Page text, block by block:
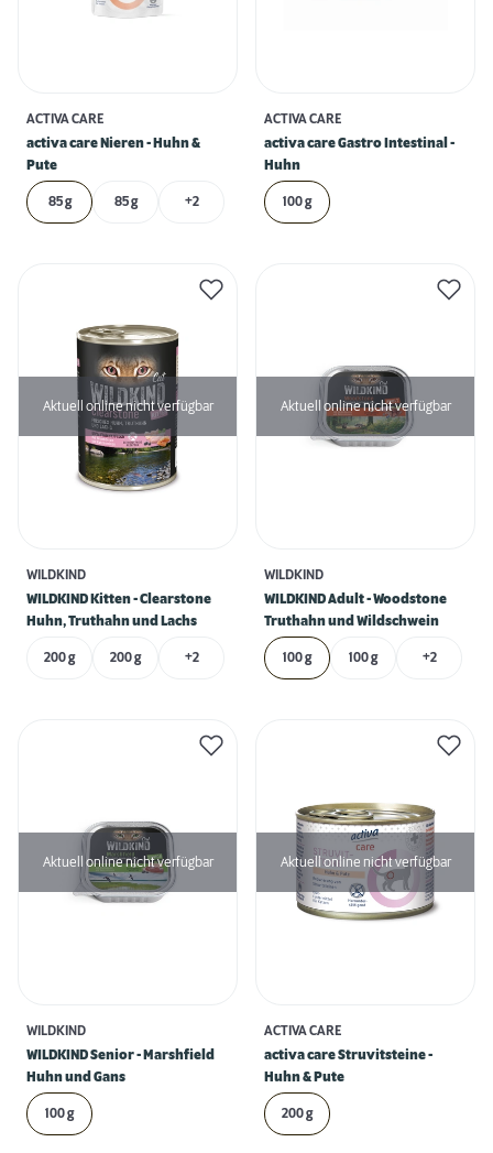
ACTIVA CARE
activa care Nieren - Huhn &
Pute
85 g 85 g +2
ACTIVA CARE
activa care Gastro Intestinal -
Huhn
100 g
Aktuell online nicht verfügbar
WILDKIND
WILDKIND Kitten - Clearstone
Huhn, Truthahn und Lachs
200 g 200 g +2
Aktuell online nicht verfügbar
WILDKIND
WILDKIND Adult - Woodstone
Truthahn und Wildschwein
100 g 100 g +2
Aktuell online nicht verfügbar
WILDKIND
WILDKIND Senior - Marshfield
Huhn und Gans
100 g
Aktuell online nicht verfügbar
ACTIVA CARE
activa care Struvitsteine -
Huhn & Pute
200 g